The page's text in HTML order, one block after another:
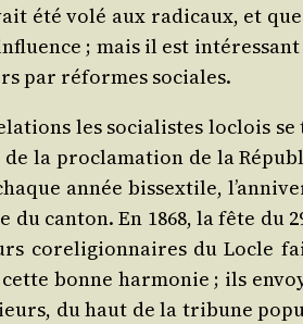
été volé aux radi­caux, et
; mais il est
par réformes sociales.
les socia­listes loclois
la pro­cla­ma­tion de la
année bis­sex­tile,
can­ton. En 1868, la fête
core­li­gion­naires du Locle
bonne har­mo­nie ; ils
du haut de la tri­bune